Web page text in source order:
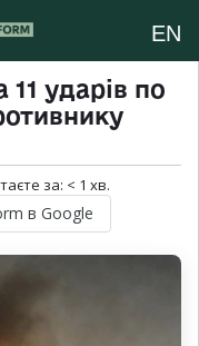
EN
11 ударів по
за: < 1 хв.
в Google